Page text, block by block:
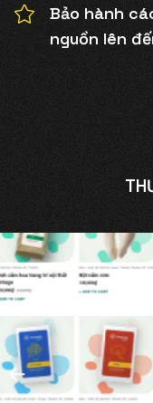
Bảo hành
nguồn lên